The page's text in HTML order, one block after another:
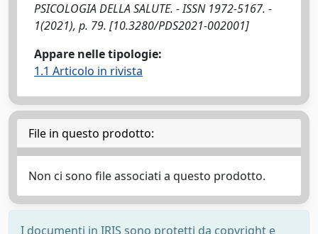
PSICOLOGIA DELLA SALUTE. - ISSN 1972-5167. -
1(2021), p. 79. [10.3280/PDS2021-002001]
Appare nelle tipologie:
1.1 Articolo in rivista
File in questo prodotto:
Non ci sono file associati a questo prodotto.
I documenti in IRIS sono protetti da copyright e